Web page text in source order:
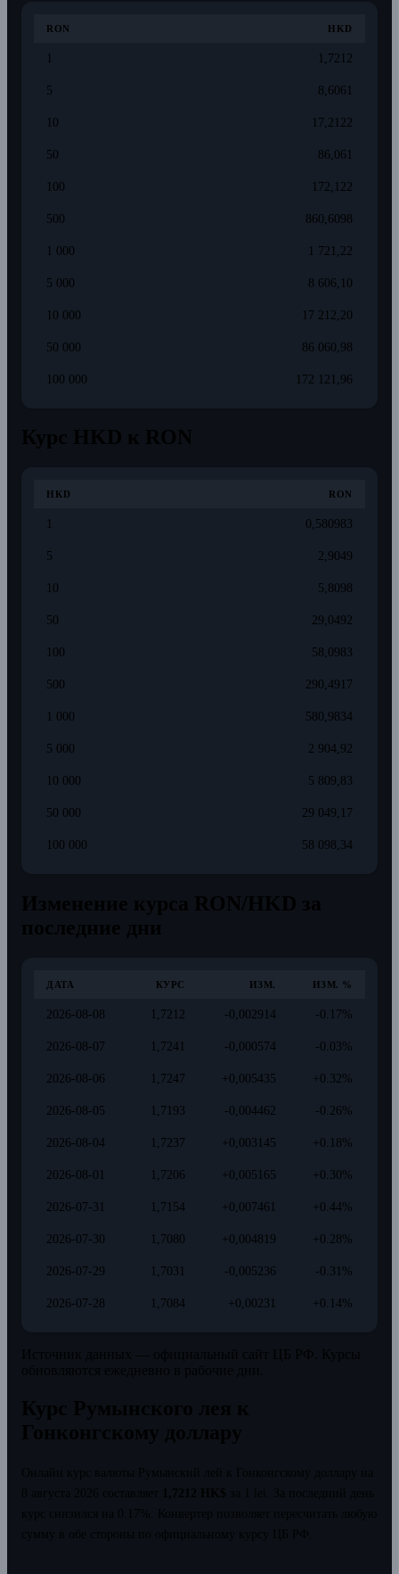
RON HKD
1 1,7212
5 8,6061
10 17,2122
50 86,061
100 172,122
500 860,6098
1 000 1 721,22
5 000 8 606,10
10 000 17 212,20
50 000 86 060,98
100 000 172 121,96
HKD RON
0,580983
5 2,9049
10 5,8098
50 29,0492
100 58,0983
500 290,4917
1 000 580,9834
5 000 2 904,92
10 000 5 809,83
50 000 29 049,17
100 000 58 098,34
ДАТА КУРС ИЗМ. ИЗМ. %
2026-08-08 1,7212 -0,002914 -0.17%
2026-08-07 1,7241 -0,000574 -0.03%
2026-08-06 1,7247 +0,005435 +0.32%
2026-08-05 1,7193 -0,004462 -0.26%
2026-08-04 1,7237 +0,003145 +0.18%
2026-08-01 1,7206 +0,005165 +0.30%
2026-07-31 1,7154 +0,007461 +0.44%
2026-07-30 1,7080 +0,004819 +0.28%
2026-07-29 1,7031 -0,005236 -0.31%
2026-07-28 1,7084 +0,00231 +0.14%